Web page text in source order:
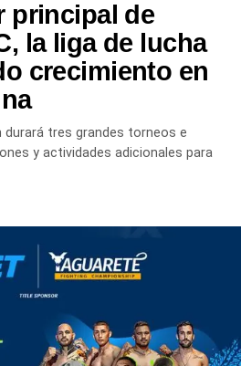
principal de
la liga de lucha
crecimiento en
durará tres grandes torneos e
y actividades adicionales para